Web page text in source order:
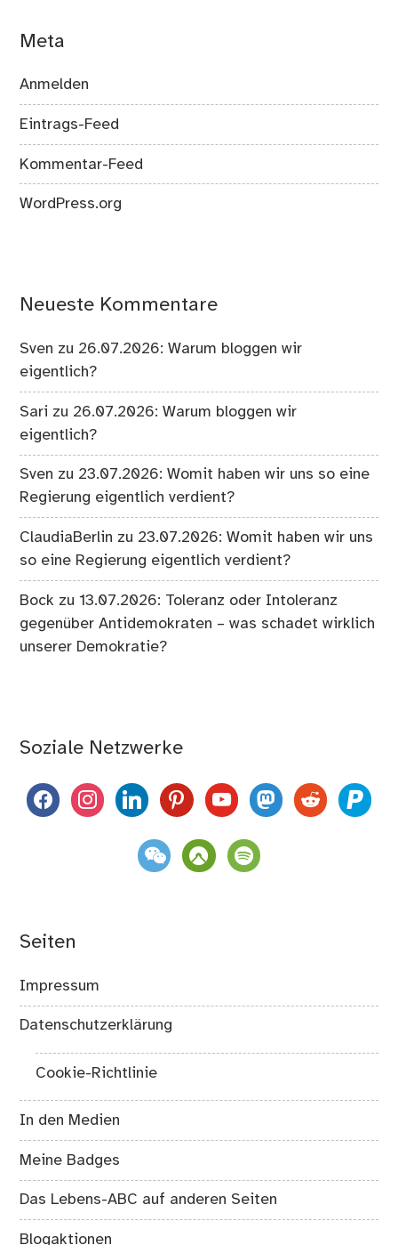
Meta
Anmelden
Eintrags-Feed
Kommentar-Feed
WordPress.org
Neueste Kommentare
Sven zu 26.07.2026: Warum bloggen wir
eigentlich?
Sari zu 26.07.2026: Warum bloggen wir
eigentlich?
Sven zu 23.07.2026: Womit haben wir uns so eine
Regierung eigentlich verdient?
ClaudiaBerlin zu 23.07.2026: Womit haben wir uns
so eine Regierung eigentlich verdient?
Bock zu13.07.2026: Toleranz oder Intoleranz
gegenüber Antidemokraten – was schadet wirklich
unserer Demokratie?
Soziale Netzwerke
facebookinstagramlinkedinpinterestyoutubemastodon
reddit paypal
weixin komootspotify
Seiten
Impressum
Datenschutzerklärung
Cookie-Richtlinie
In den Medien
Meine Badges
Das Lebens-ABC auf anderen Seiten
Blogaktionen